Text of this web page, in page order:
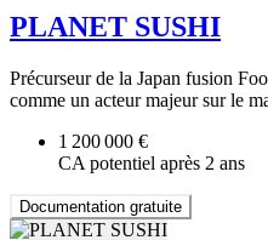
PLANET SUSHI
Précurseur de la Japan fusion
comme un acteur majeur sur le
1 200 000 €
CA potentiel après 2 ans
Documentation gratuite